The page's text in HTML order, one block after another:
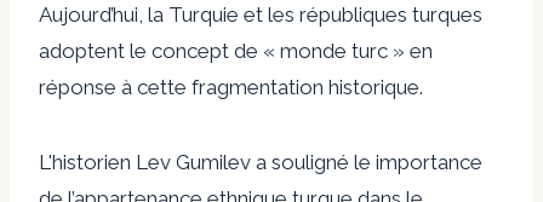
Aujourd’hui, la Turquie et les républiques turques
adoptent le concept de « monde turc » en
réponse à cette fragmentation historique.
L'historien Lev Gumilev a souligné le importance